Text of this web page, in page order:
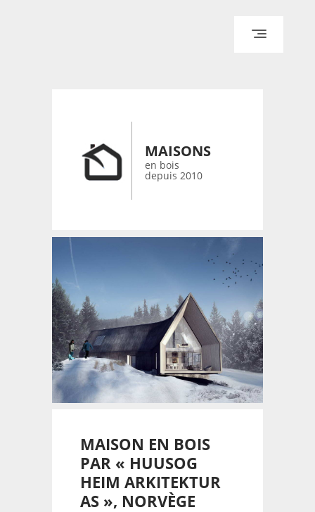
CONTACT
MAISONS
en bois
depuis 2010
MAISON EN BOIS
PAR « HUUSOG
HEIM ARKITEKTUR
AS », NORVÈGE